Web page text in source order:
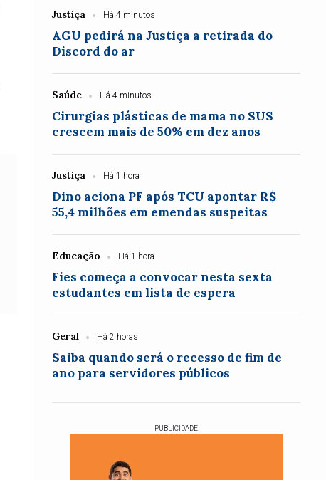
Justiça Há 4 minutos
AGU pedirá na Justiça a retirada do
Discord do ar
Saúde Há 4 minutos
Cirurgias plásticas de mama no SUS
crescem mais de 50% em dez anos
Justiça Há 1 hora
Dino aciona PF após TCU apontar R$
55,4 milhões em emendas suspeitas
Educação Há 1 hora
Fies começa a convocar nesta sexta
estudantes em lista de espera
Geral Há 2 horas
Saiba quando será o recesso de fim de
ano para servidores públicos
PUBLICIDADE